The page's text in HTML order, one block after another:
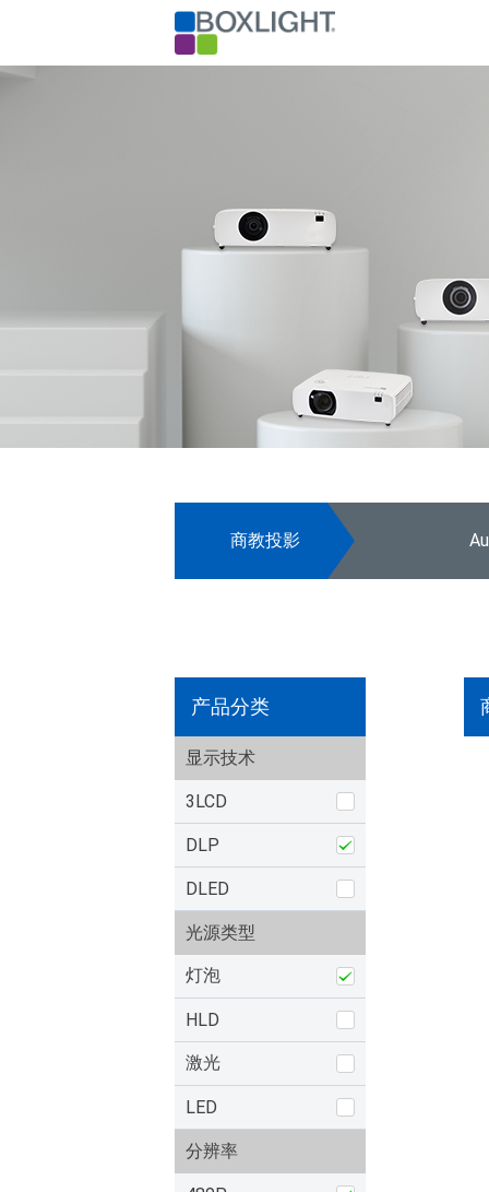
商教投影
产品分类
显示技术
3LCD
DLP
DLED
光源类型
灯泡
HLD
激光
LED
分辨率